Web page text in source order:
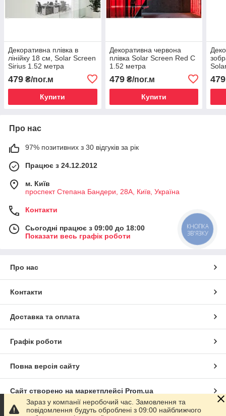
Декоративна плівка в
лінійку 18 см, Solar Screen
Sirius 1.52 метра
479 ₴/пог.м
Купити
Декоративна червона
плівка Solar Screen Red C
1.52 метра
479₴/пог.м
Купити
479
Про нас
97% позитивних з 30 відгуків за рік
Працює з 24.12.2012
м. Київ
проспект Степана Бандери, 28А, Київ, Україна
Контакти
Сьогодні працює з 09:00 до 18:00
Показати весь графік роботи
Про нас
Контакти
Доставка та оплата
Графік роботи
Повна версія сайту
Сайт створено на маркетплейсі Prom.ua
Зараз у компанії неробочий час. Замовлення та
повідомлення будуть оброблені з 09:00 найближчого
КНОПКА
ЗВ'ЯЗКУ